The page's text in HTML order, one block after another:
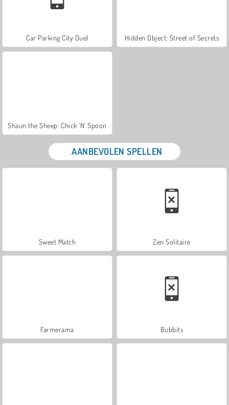
Car Parking City Duel Hidden Object: Street of Secrets
Shaun the Sheep: Chick 'N' Spoon
AANBEVOLEN SPELLEN
Sweet Match Zen Solitaire
Farmerama Bubbits